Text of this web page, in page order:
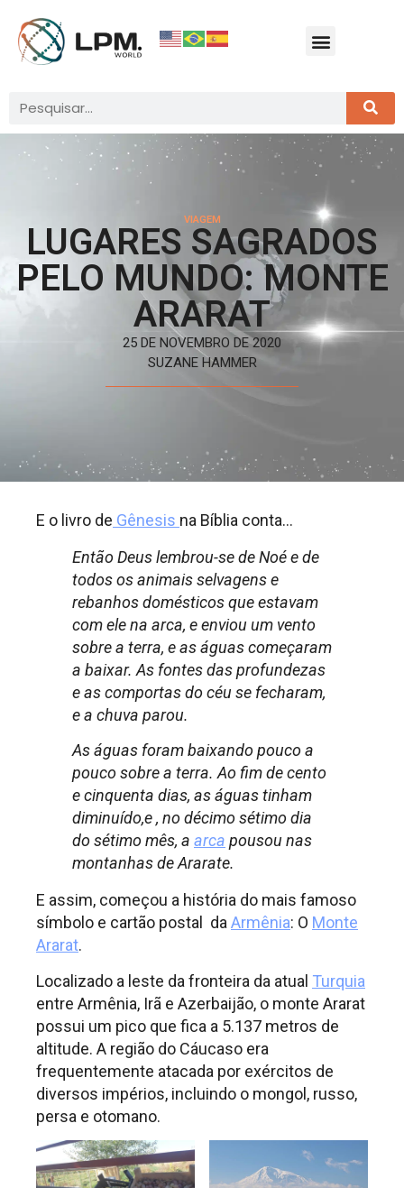
VIAGEM
LUGARES SAGRADOS
PELO MUNDO: MONTE
ARARAT
25 DE NOVEMBRO DE 2020
SUZANE HAMMER
E o livro de Gênesis na Bíblia conta…
Então Deus lembrou-se de Noé e de
todos os animais selvagens e
rebanhos domésticos que estavam
com ele na arca, e enviou um vento
sobre a terra, e as águas começaram
a baixar. As fontes das profundezas
e as comportas do céu se fecharam,
e a chuva parou.
As águas foram baixando pouco a
pouco sobre a terra. Ao fim de cento
e cinquenta dias, as águas tinham
diminuído,e , no décimo sétimo dia
do sétimo mês, a arca pousou nas
montanhas de Ara­rate.
E assim, começou a história do mais famoso
símbolo e cartão postal daArmênia: O Monte
Ararat.
Localizado a leste da fronteira da atual Turquia
entre Armênia, Irã e Azerbaijão, o monte Ararat
possui um pico que fica a 5.137 metros de
altitude. A região do Cáucaso era
frequentemente atacada por exércitos de
diversos impérios, incluindo o mongol, russo,
persa e otomano.